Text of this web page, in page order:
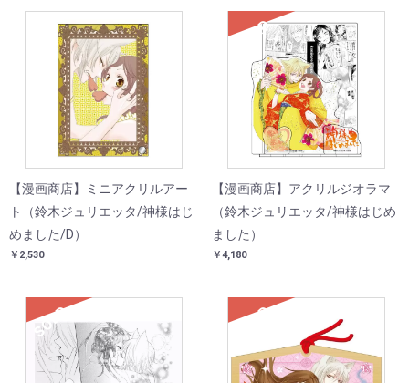
【漫画商店】ミニアクリルアー
ト（鈴木ジュリエッタ/神様はじ
めました/D）
￥2,530
SOLD
【漫画商店】アクリルジオラマ
（鈴木ジュリエッタ/神様はじめ
ました）
￥4,180
SOLD SOLD